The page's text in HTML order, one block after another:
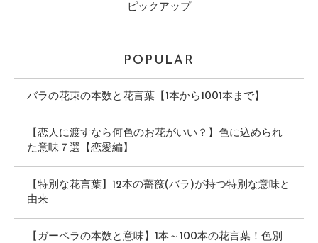
ピックアップ
POPULAR
バラの花束の本数と花言葉【1本から1001本まで】
【恋人に渡すなら何色のお花がいい？】色に込められ
た意味７選【恋愛編】
【特別な花言葉】12本の薔薇(バラ)が持つ特別な意味と
由来
【ガーベラの本数と意味】1本～100本の花言葉！色別